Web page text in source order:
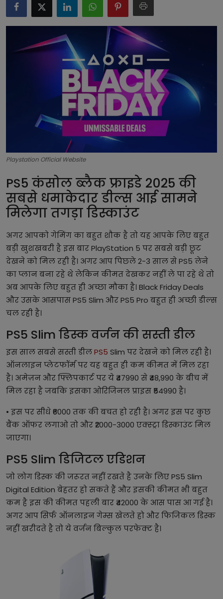
टेक्नोलॉजी
लाइफस्टाइल
Playstation Official Website
PS5 कंसोल ब्लैक फ्राइडे 2025 की
सबसे धमाकेदार डील्स आई सामने
मिलेगा तगड़ा डिस्काउंट
अगर आपको गेमिंग का बहुत शौक है तो यह आपके लिए बहुत
बड़ी खुशखबरी है इस बार PlayStation 5 पर सबसे बड़ी छूट
देखने को मिल रही है। अगर आप पिछले 2-3 साल से PS5 लेने
का प्लान बना रहे थे लेकिन कीमत देखकर नहीं ले पा रहे थे तो
अब आपके लिए बहुत ही अच्छा मौका है। Black Friday Deals
और उसके आसपास PS5 Slim और PS5 Pro बहुत ही अच्छी डील्स
चल रही है।
PS5 Slim डिस्क वर्जन की सस्ती डील
इस साल सबसे सस्ती डीलPS5 Slim पर देखने को मिल रही है।
ऑनलाइन प्लेटफॉर्म पर यह बहुत ही कम कीमत में मिल रहा
है। अमेज़न और फ्लिपकार्ट पर ये ₹47990 से ₹48,990 के बीच में
मिल रहा है जबकि इसका ओरिजिनल प्राइस ₹54990 है।
• इस पर सीधे ₹6000 तक की बचत हो रही है। अगर इस पर कुछ
बैंक ऑफर लगाओ तो और ₹2000-3000 एक्स्ट्रा डिस्काउंट मिल
जाएगा।
PS5 Slim डिजिटल एडिशन
जो लोग डिस्क की जरूरत नहीं रखते है उनके लिए PS5 Slim
Digital Edition बेहतर हो सकते हैं और इसकी कीमत भी बहुत
कम है इस की कीमत पहली बार ₹42000 के आस पास आ गई है।
अगर आप सिर्फ ऑनलाइन गेम्स खेलते हो और फिजिकल डिस्क
नहीं खरीदते है तो ये वर्जन बिल्कुल परफेक्ट है।